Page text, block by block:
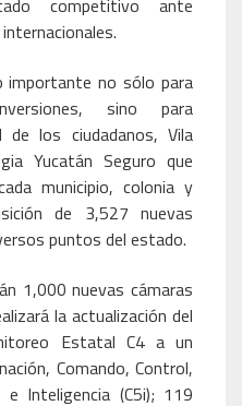
competitivo ante
importante no sólo para
sino para
de los ciudadanos, Vila
Yucatán Seguro que
municipio, colonia y
de 3,527 nuevas
puntos del estado.
1,000 nuevas cámaras
la actualización del
Estatal C4 a un
Comando, Control,
e Inteligencia (C5i); 119